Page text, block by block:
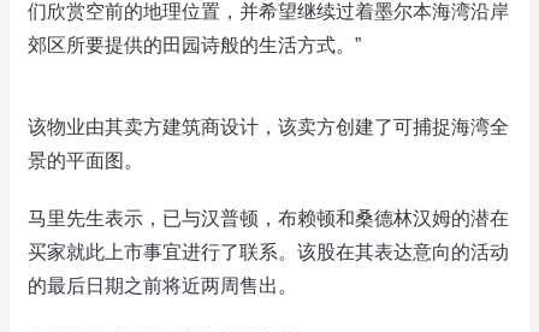
们欣赏空前的地理位置，并希望继续过着墨尔本海湾沿岸
郊区所要提供的田园诗般的生活方式。”
该物业由其卖方建筑商设计，该卖方创建了可捕捉海湾全
景的平面图。
马里先生表示，已与汉普顿，布赖顿和桑德林汉姆的潜在
买家就此上市事宜进行了联系。该股在其表达意向的活动
的最后日期之前将近两周售出。